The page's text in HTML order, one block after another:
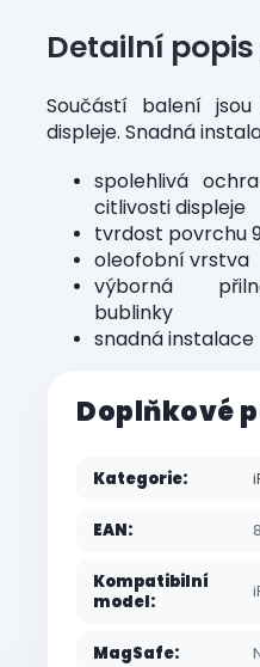
Detailní
Součástí balení
displeje. Snadná
spolehlivá
citlivosti displeje
tvrdost povrchu
oleofobní vrstva
výborná
bublinky
snadná instalace
Doplňkové
Kategorie:
EAN:
Kompatibilní
model:
MagSafe: